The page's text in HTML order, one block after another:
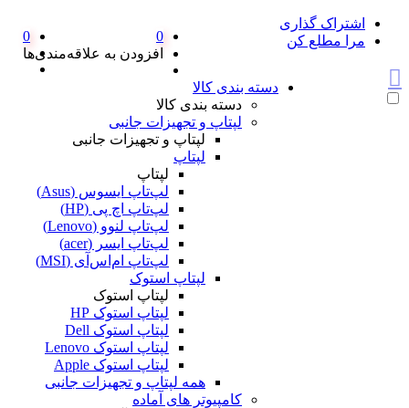
اشتراک گذاری
مرا مطلع کن
0
افزودن به علاقه‌مندی‌ها
0
دسته بندی کالا
دسته بندی کالا
لپتاپ و تجهیزات جانبی
لپتاپ و تجهیزات جانبی
لپتاپ
لپتاپ
لپ‌تاپ ایسوس (Asus)
لپ‌تاپ اچ پی (HP)
لپ‌تاپ لنوو (Lenovo)
لپ‌تاپ ایسر (acer)
لپ‌تاپ ام‌اس‌آی (MSI)
لپتاپ استوک
لپتاپ استوک
لپتاپ استوک HP
لپتاپ استوک Dell
لپتاپ استوک Lenovo
لپتاپ استوک Apple
همه لپتاپ و تجهیزات جانبی
کامپیوتر های آماده